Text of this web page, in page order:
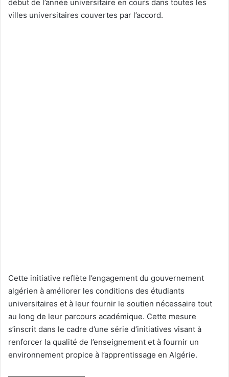
début de l’année universitaire en cours dans toutes les
villes universitaires couvertes par l’accord.
Cette initiative reflète l’engagement du gouvernement
algérien à améliorer les conditions des étudiants
universitaires et à leur fournir le soutien nécessaire tout
au long de leur parcours académique. Cette mesure
s’inscrit dans le cadre d’une série d’initiatives visant à
renforcer la qualité de l’enseignement et à fournir un
environnement propice à l’apprentissage en Algérie.